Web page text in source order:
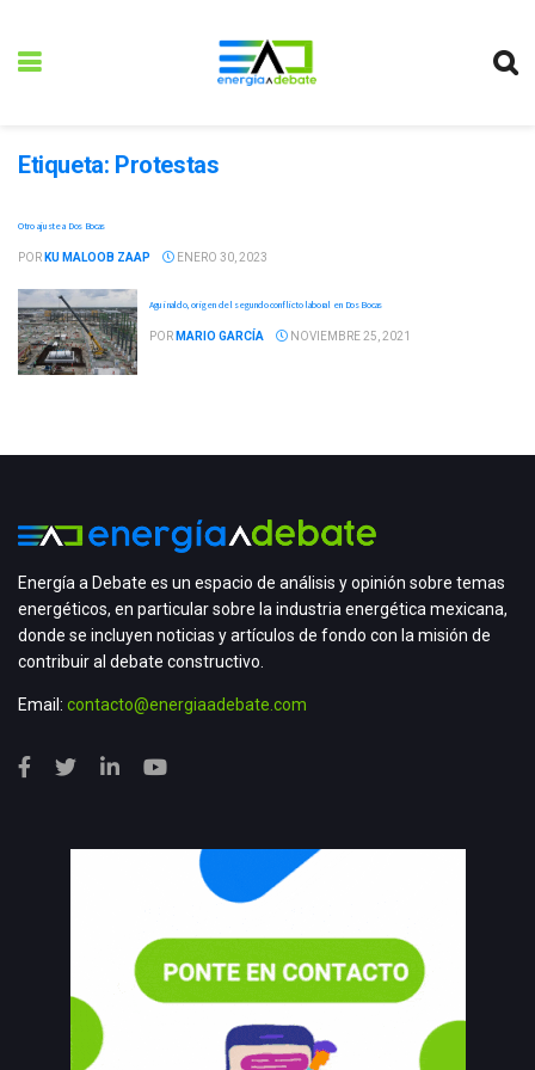
Etiqueta: Protestas
Otro ajuste a Dos Bocas
POR KU MALOOB ZAAP ENERO 30, 2023
Aguinaldo, origen del segundo conflicto laboral en Dos Bocas
POR MARIO GARCÍA NOVIEMBRE 25, 2021
Energía a Debate es un espacio de análisis y opinión sobre temas
energéticos, en particular sobre la industria energética mexicana,
donde se incluyen noticias y artículos de fondo con la misión de
contribuir al debate constructivo.
Email: contacto@energiaadebate.com